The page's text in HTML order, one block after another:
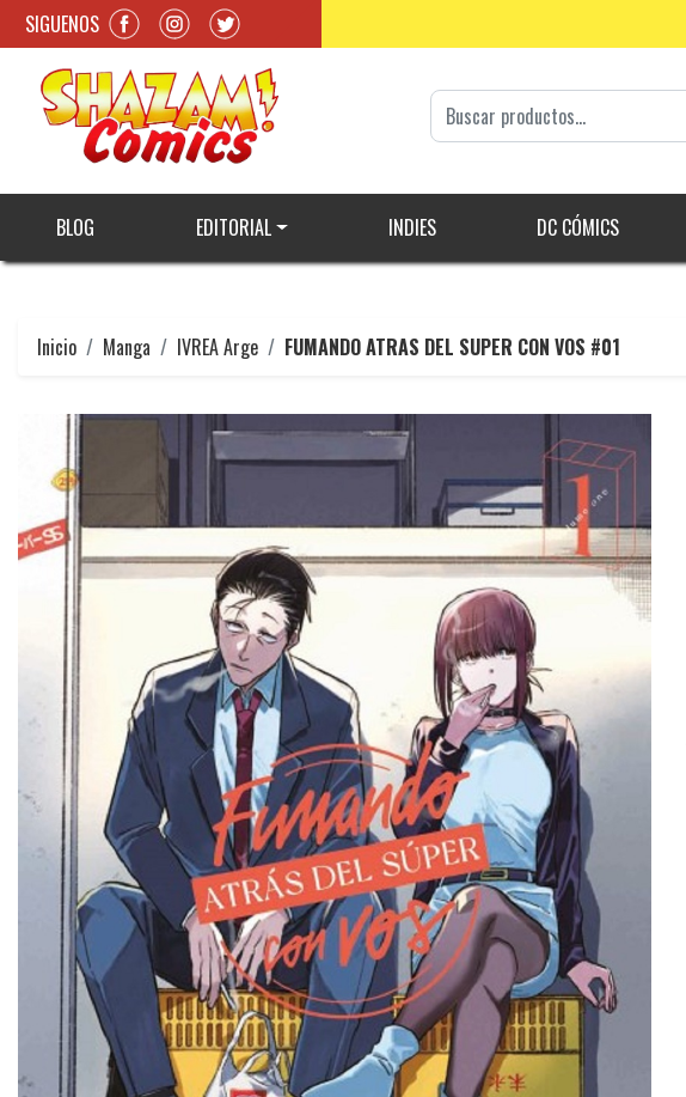
SIGUENOS
BLOG EDITORIAL INDIES DC CÓMICS
Inicio Manga IVREA Arge FUMANDO ATRAS DEL SUPER CON VOS #01